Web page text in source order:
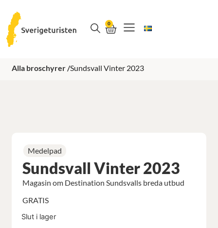
0
Alla broschyrer /Sundsvall Vinter 2023
Medelpad
Sundsvall Vinter 2023
Magasin om Destination Sundsvalls breda utbud
GRATIS
Slut i lager